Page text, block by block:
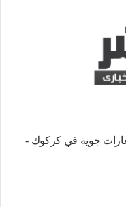
داعش بغارات جوية في كركوك -